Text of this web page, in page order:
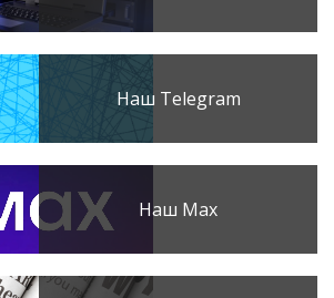
Наш Telegram
Наш Max